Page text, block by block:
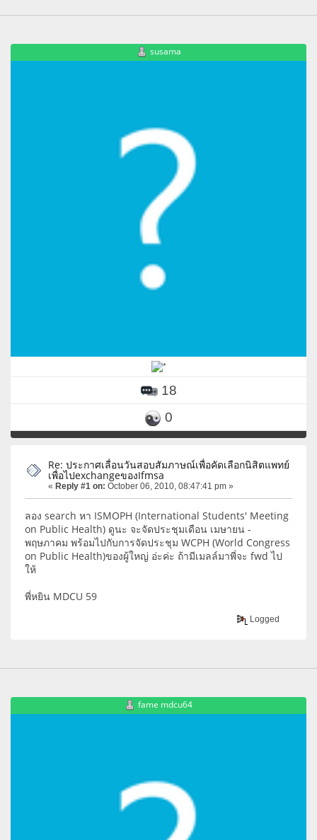
susama
18
0
Re: ประกาศเลื่อนวันสอบสัมภาษณ์เพื่อคัดเลือกนิสิตแพทย์
เพื่อไปexchangeของIfmsa
« Reply #1 on: October 06, 2010, 08:47:41 pm »
ลอง search หา ISMOPH (International Students' Meeting
on Public Health) ดูนะ จะจัดประชุมเดือน เมษายน -
พฤษภาคม พร้อมไปกับการจัดประชุม WCPH (World Congress
on Public Health)ของผู้ใหญ่ อ่ะค่ะ ถ้ามีเมลล์มาพี่จะ fwd ไป
ให้
พี่หยิน MDCU 59
Logged
fame mdcu64